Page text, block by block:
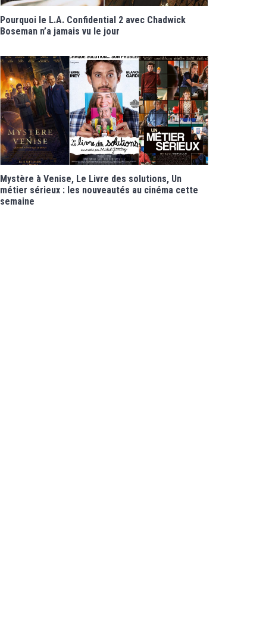
Pourquoi le L.A. Confidential 2 avec Chadwick
Boseman n’a jamais vu le jour
Mystère à Venise, Le Livre des solutions, Un
métier sérieux : les nouveautés au cinéma cette
semaine